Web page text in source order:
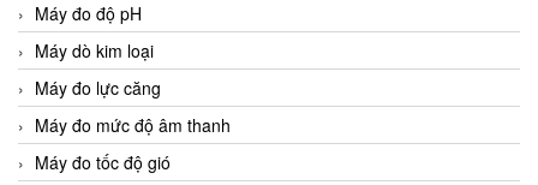
Máy đo độ pH
Máy dò kim loại
Máy đo lực căng
Máy đo mức độ âm thanh
Máy đo tốc độ gió